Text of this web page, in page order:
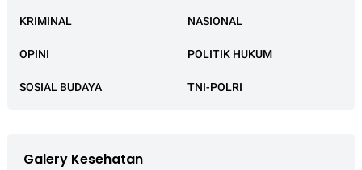
KRIMINAL NASIONAL
OPINI POLITIK HUKUM
SOSIAL BUDAYA TNI-POLRI
Galery Kesehatan